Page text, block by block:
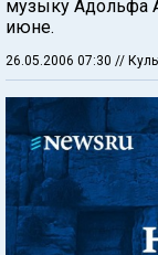
музыку Адольфа
июне.
26.05.2006 07:30 //